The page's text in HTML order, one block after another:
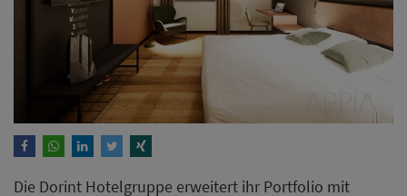
Die Dorint Hotelgruppe erweitert ihr Portfolio mit